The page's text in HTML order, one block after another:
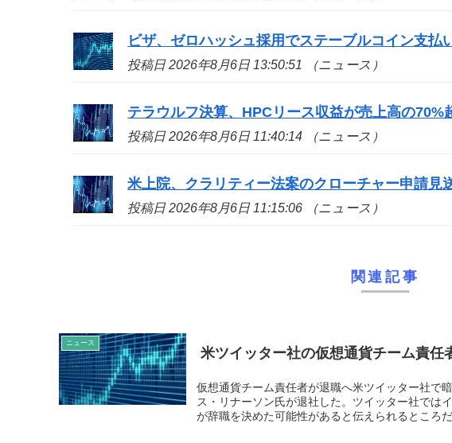
ビザ、ゼロハッシュ採用でステーブルコイン支払
投稿日 2026年8月6日 13:50:51 （ニュース）
テラウルフ決算、HPCリース収益が売上高の70%
投稿日 2026年8月6日 11:40:14 （ニュース）
米上院、クラリティー法案のクローチャー申請見
投稿日 2026年8月6日 11:15:06 （ニュース）
関連記事
ニュース
米ツイッター社の仮想通貨チーム責任
仮想通貨チーム責任者が退職へ米ツイッター社で
ス・リナーソン氏が退社した。ツイッター社では
が辞職を決めた可能性があると伝えられるところだ